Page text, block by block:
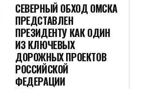
СЕВЕРНЫЙ ОБХОД ОМСКА
ПРЕДСТАВЛЕН
ПРЕЗИДЕНТУ КАК ОДИН
ИЗ КЛЮЧЕВЫХ
ДОРОЖНЫХ ПРОЕКТОВ
РОССИЙСКОЙ
ФЕДЕРАЦИИ